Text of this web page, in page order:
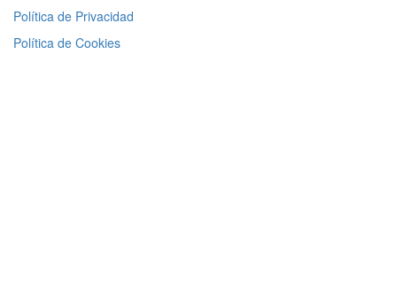
Política de Privacidad
Política de Cookies